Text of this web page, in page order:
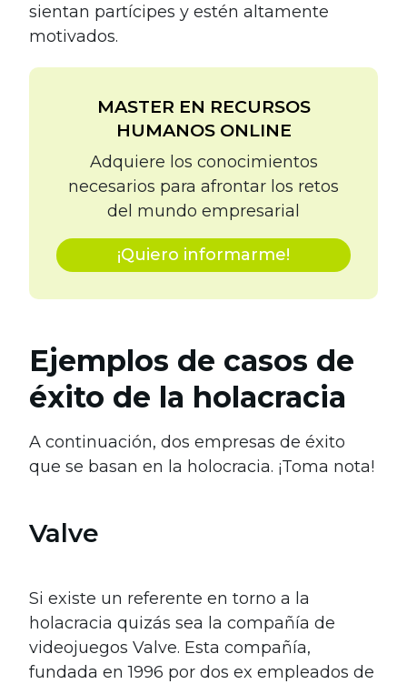
sientan partícipes y estén altamente
motivados.
MASTER EN RECURSOS
HUMANOS ONLINE
Adquiere los conocimientos
necesarios para afrontar los retos
del mundo empresarial
¡Quiero informarme!
Ejemplos de casos de
éxito de la holacracia
A continuación, dos empresas de éxito
que se basan en la holocracia. ¡Toma nota!
Valve
Si existe un referente en torno a la
holacracia quizás sea la compañía de
videojuegos Valve. Esta compañía,
fundada en 1996 por dos ex empleados de